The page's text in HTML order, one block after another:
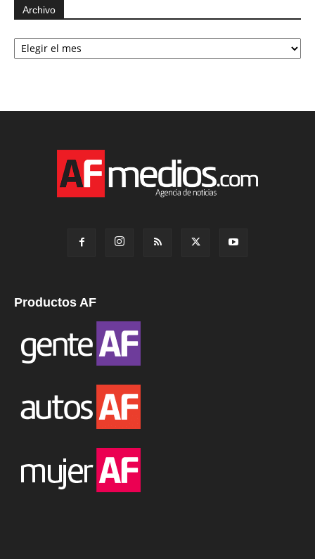
Archivo
Archivo
Productos AF